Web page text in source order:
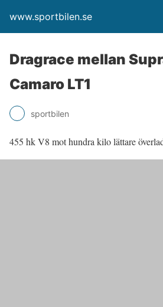
www.sportbilen.se
Dragrace mellan
Camaro LT1
sportbilen
455 hk V8 mot hundra kilo lättare